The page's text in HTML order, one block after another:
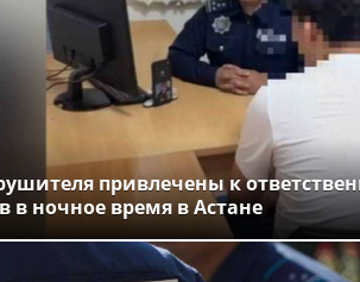
участках
области
изменен
проезда: для
игры и
что
гостей Comic
привлечены к
в ночное время в Астане